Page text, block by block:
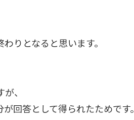
りとなると思います。
、
回答として得られたためです。